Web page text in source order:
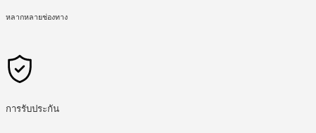
หลากหลายช่องทาง
การรับประกัน